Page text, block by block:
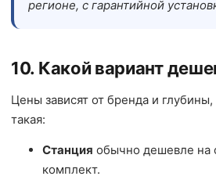
регионе, с гарантийной
10. Какой вариант
Цены зависят от бренда и
такая:
Станция обычно дешевле на
комплект.